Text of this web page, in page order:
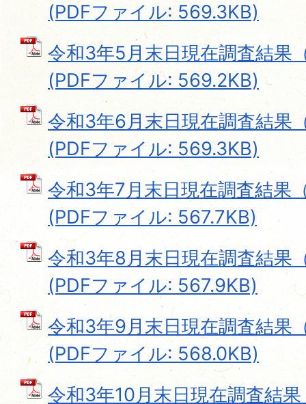
(PDFファイル: 569.3KB)
令和3年5月末日現在調査結果
(PDFファイル: 569.2KB)
令和3年6月末日現在調査結果
(PDFファイル: 569.3KB)
令和3年7月末日現在調査結果
(PDFファイル: 567.7KB)
令和3年8月末日現在調査結果
(PDFファイル: 567.9KB)
令和3年9月末日現在調査結果
(PDFファイル: 568.0KB)
令和3年10月末日現在調査結